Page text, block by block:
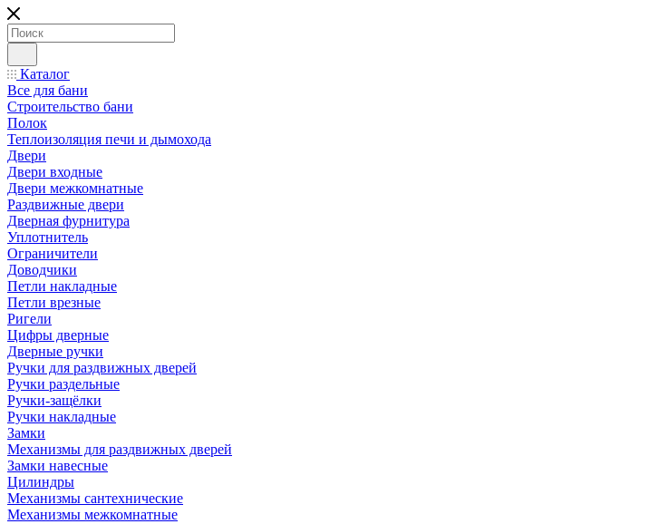
Каталог
Все для бани
Строительство бани
Полок
Теплоизоляция печи и дымохода
Двери
Двери входные
Двери межкомнатные
Раздвижные двери
Дверная фурнитура
Уплотнитель
Ограничители
Доводчики
Петли накладные
Петли врезные
Ригели
Цифры дверные
Дверные ручки
Ручки для раздвижных дверей
Ручки раздельные
Ручки-защёлки
Ручки накладные
Замки
Механизмы для раздвижных дверей
Замки навесные
Цилиндры
Механизмы сантехнические
Механизмы межкомнатные